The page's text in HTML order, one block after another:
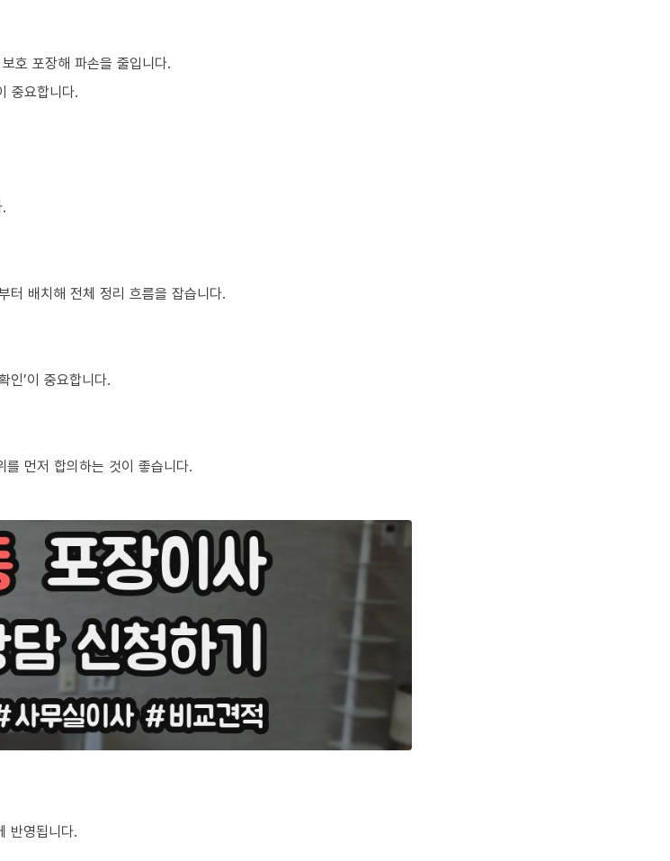
호 포장해 파손을 줄입니다.
중요합니다.
터 배치해 전체 정리 흐름을 잡습니다.
인’이 중요합니다.
먼저 합의하는 것이 좋습니다.
반영됩니다.